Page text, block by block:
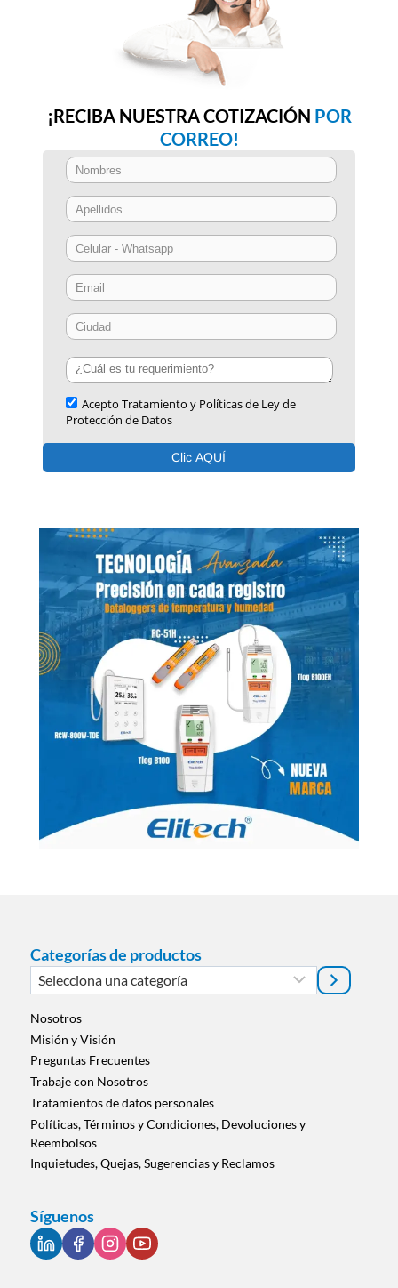
¡RECIBA NUESTRA COTIZACIÓN POR
CORREO!
Categorías de productos
Selecciona
una
categoría
Nosotros
Misión y Visión
Preguntas Frecuentes
Trabaje con Nosotros
Tratamientos de datos personales
Políticas, Términos y Condiciones, Devoluciones y
Reembolsos
Inquietudes, Quejas, Sugerencias y Reclamos
Síguenos